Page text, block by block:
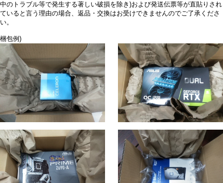
中のトラブル等で発生する著しい破損を除き)および発送伝票等が直貼りされ
ていると言う理由の場合、返品・交換はお受けできませんのでご了承くださ
い。
梱包例)